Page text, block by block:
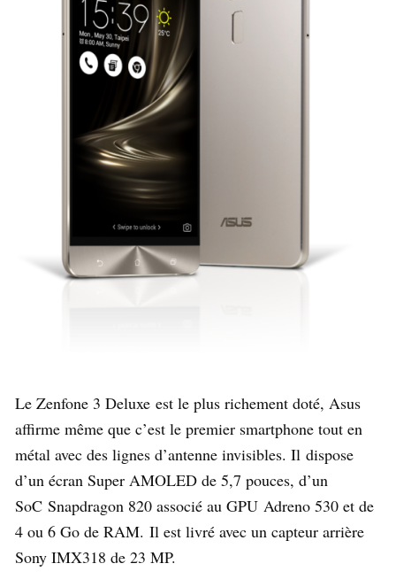
Le Zenfone 3 Deluxe est le plus richement doté, Asus
affirme même que c’est le premier smartphone tout en
métal avec des lignes d’antenne invisibles. Il dispose
d’un écran Super AMOLED de 5,7 pouces, d’un
SoC Snapdragon 820 associé au GPU Adreno 530 et de
4 ou 6 Go de RAM. Il est livré avec un capteur arrière
Sony IMX318 de 23 MP.